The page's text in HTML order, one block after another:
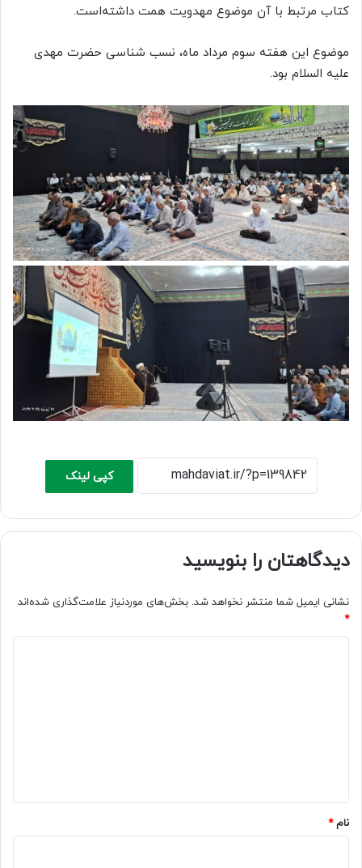
کتاب مرتبط با آن موضوع مهدویت همت داشته‌است.
موضوع این هفته سوم مرداد ماه، نسب شناسی حضرت مهدی
علیه السلام بود.
کپی لینک
دیدگاهتان را بنویسید
نشانی ایمیل شما منتشر نخواهد شد. بخش‌های موردنیاز علامت‌گذاری شده‌اند
*
نام*